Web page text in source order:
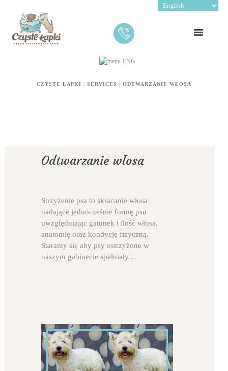
CZYSTE ŁAPKI | SERVICES | ODTWARZANIE WŁOSA
Odtwarzanie włosa
Strzyżenie psa to skracanie włosa
nadające jednocześnie formę psu
uwzględniając gatunek i ilość włosa,
anatomię oraz kondycję fizyczną.
Staramy się aby psy ostrzyżone w
naszym gabinecie spełniały…